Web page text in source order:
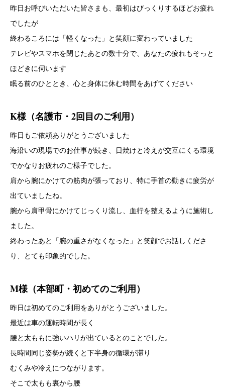
昨日お呼びいただいた皆さまも、最初はびっくりするほどお疲れ
でしたが
終わるころには「軽くなった」と笑顔に変わっていました
テレビやスマホを閉じたあとの数十分で、あなたの疲れもそっと
ほどきに伺います
眠る前のひととき、心と身体に休む時間をあげてください
K様（名護市・2回目のご利用）
昨日もご依頼ありがとうございました
海沿いの現場でのお仕事が続き、日焼けと冷えが交互にくる環境
でかなりお疲れのご様子でした。
肩から腕にかけての筋肉が張っており、特に手首の動きに疲労が
出ていましたね。
腕から肩甲骨にかけてじっくり流し、血行を整えるように施術し
ました。
終わったあと「腕の重さがなくなった」と笑顔でお話しくださ
り、とても印象的でした。
M様（本部町・初めてのご利用）
昨日は初めてのご利用をありがとうございました。
最近は車の運転時間が長く
腰と太ももに強いハリが出ているとのことでした。
長時間同じ姿勢が続くと下半身の循環が滞り
むくみや冷えにつながります。
そこで太もも裏から腰